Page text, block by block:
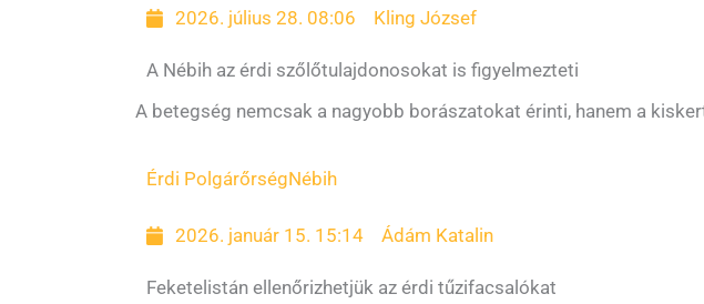
2026. július 28. 08:06 Kling József
A Nébih az érdi szőlőtulajdonosokat is figyelmezteti
A betegség nemcsak a nagyobb borászatokat érinti, hanem a
Érdi PolgárőrségNébih
2026. január 15. 15:14 Ádám Katalin
Feketelistán ellenőrizhetjük az érdi tűzifacsalókat